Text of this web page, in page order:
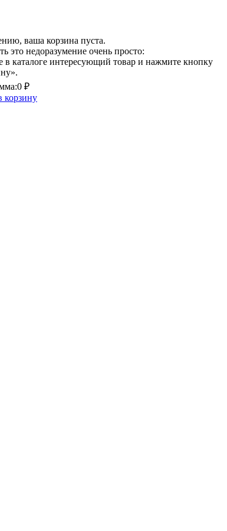
ваша корзина пуста.
это недоразумение очень просто:
в каталоге интересующий товар и нажмите кнопку
0 ₽
корзину